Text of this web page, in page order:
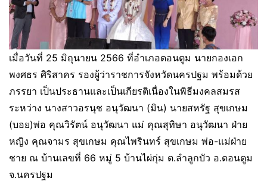
เมื่อวันที่ 25 มิถุนายน 2566 ที่อำเภอดอนตูม นายกองเอก
พงศธร ศิริสาคร รองผู้ว่าราชการจังหวัดนครปฐม พร้อมด้วย
ภรรยา เป็นประธานและเป็นเกียรติเนื่องในพิธีมงคลสมรส
ระหว่าง นางสาวอรนุช อนุวัฒนา (มิน) นายสหรัฐ สุขเกษม
(บอย)พ่อ คุณวิรัตน์ อนุวัฒนา แม่ คุณสุทิษา อนุวัฒนา ฝ่าย
หญิง คุณจามร สุขเกษม คุณไพรินทร์ สุขเกษม พ่อ-แม่ฝ่าย
ชาย ณ บ้านเลขที่ 66 หมู่ 5 บ้านไผ่กุ่ม ต.ลำลูกบัว อ.ดอนตูม
จ.นครปฐม